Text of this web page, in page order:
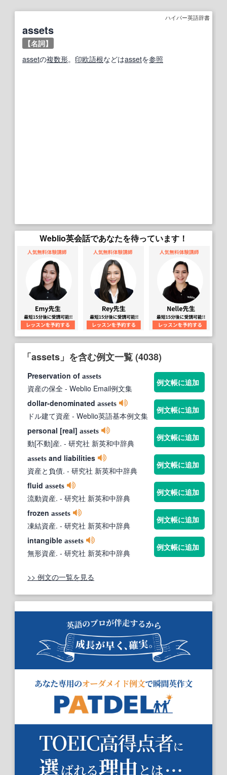
ハイパー英語辞書
assets
【名詞】
assetの複数形。 印欧語根などはassetを参照
Weblio英会話であなたを待っています！
「assets」を含む例文一覧 (4038)
Preservation of assets
資産の保全 - Weblio Email例文集
例文帳に追加
dollar-denominated assets
ドル建て資産 - Weblio英語基本例文集
例文帳に追加
personal [real] assets
動[不動]産. - 研究社 新英和中辞典
例文帳に追加
assets and liabilities
資産と負債. - 研究社 新英和中辞典
例文帳に追加
fluid assets
流動資産. - 研究社 新英和中辞典
例文帳に追加
frozen assets
凍結資産. - 研究社 新英和中辞典
例文帳に追加
intangible assets
無形資産. - 研究社 新英和中辞典
例文帳に追加
>> 例文の一覧を見る